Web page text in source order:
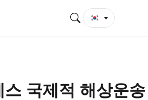
국제적 해상운